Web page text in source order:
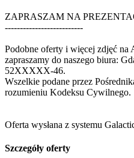
ZAPRASZAM NA
--------------------------
Podobne oferty i więcej zdjęć na
zapraszamy do naszego biura:
52XXXXX-46.
Wszelkie podane przez
rozumieniu Kodeksu Cywilnego.
Oferta wysłana z systemu
Szczegóły oferty